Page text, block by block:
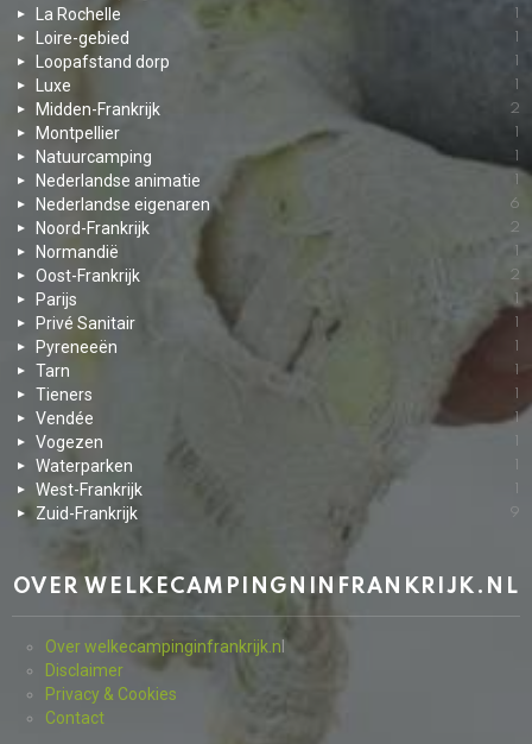
La Rochelle 1
Loire-gebied 1
Loopafstand dorp 1
Luxe 1
Midden-Frankrijk 2
Montpellier 1
Natuurcamping 1
Nederlandse animatie 1
Nederlandse eigenaren 6
Noord-Frankrijk 2
Normandië 1
Oost-Frankrijk 2
Parijs 1
Privé Sanitair 1
Pyreneeën 1
Tarn 1
Tieners 1
Vendée 1
Vogezen
Waterparken
West-Frankrijk
Zuid-Frankrijk 9
OVER WELKECAMPINGNINFRANKRIJK.NL
Over welkecampinginfrankrijk.n
Disclaimer
Privacy & Cookies
Contact